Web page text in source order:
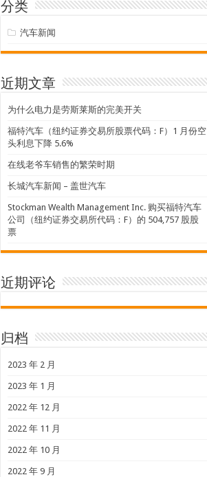
分类
汽车新闻
近期文章
为什么电力是劳斯莱斯的完美开关
福特汽车（纽约证券交易所股票代码：F）1 月份空
头利息下降 5.6%
在线老爷车销售的繁荣时期
长城汽车新闻 – 盖世汽车
Stockman Wealth Management Inc. 购买福特汽车
公司（纽约证券交易所代码：F）的 504,757 股股
票
近期评论
归档
2023 年 2 月
2023 年 1 月
2022 年 12 月
2022 年 11 月
2022 年 10 月
2022 年 9 月